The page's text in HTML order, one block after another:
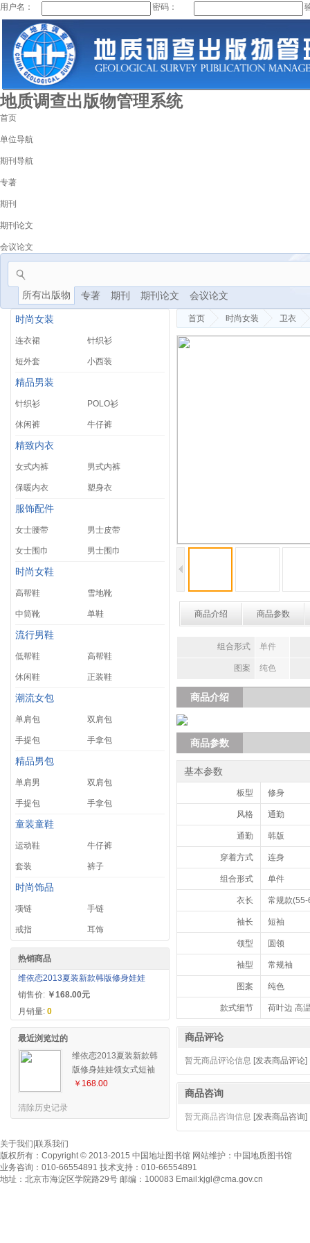
用户名： 密码：
地质调查出版物管理系统
首页
单位导航
期刊导航
专著
期刊
期刊论文
会议论文
所有出版物 专著 期刊 期刊论文 会议论文
时尚女装
连衣裙 针织衫
短外套 小西装
精品男装
针织衫 POLO衫
休闲裤 牛仔裤
精致内衣
女式内裤 男式内裤
保暖内衣 塑身衣
服饰配件
女士腰带 男士皮带
女士围巾 男士围巾
时尚女鞋
高帮鞋 雪地靴
中筒靴 单鞋
流行男鞋
低帮鞋 高帮鞋
休闲鞋 正装鞋
潮流女包
单肩包 双肩包
手提包 手拿包
精品男包
单肩男 双肩包
手提包 手拿包
童装童鞋
运动鞋 牛仔裤
套装 裤子
时尚饰品
项链 手链
戒指 耳饰
热销商品
维依恋2013夏装新款韩版修身娃娃
销售价: ￥168.00元
月销量: 0
最近浏览过的
维依恋2013夏装新款韩
版修身娃娃领女式短袖
雪纺衫蕾丝拼接上衣
￥168.00
清除历史记录
首页 时尚女装 卫衣
商品介绍 商品参数
组合形式 单件
图案 纯色
商品介绍
商品参数
基本参数
板型 修身
风格 通勤
通勤 韩版
穿着方式 连身
组合形式 单件
衣长 常规款
袖长 短袖
领型 圆领
袖型 常规袖
图案 纯色
款式细节 荷叶边 高
商品评论
暂无商品评论信息 [发表商品评论]
商品咨询
暂无商品咨询信息 [发表商品咨询]
关于我们 联系我们
版权所有： Copyright © 2013-2015 中国地址图书馆 网站维护： 中国地质图书馆
业务咨询：010-66554891 技术支持：010-66554891
地址：北京市海淀区学院路29号 邮编：100083 Email:kjgl@cma.gov.cn